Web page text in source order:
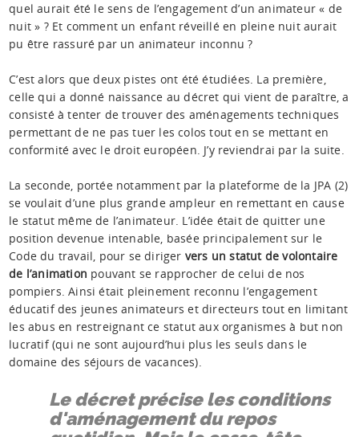
quel aurait été le sens de l’engagement d’un animateur « de
nuit » ? Et comment un enfant réveillé en pleine nuit aurait
pu être rassuré par un animateur inconnu ?
C’est alors que deux pistes ont été étudiées. La première,
celle qui a donné naissance au décret qui vient de paraître, a
consisté à tenter de trouver des aménagements techniques
permettant de ne pas tuer les colos tout en se mettant en
conformité avec le droit européen. J’y reviendrai par la suite.
La seconde, portée notamment par la plateforme de la JPA (2)
se voulait d’une plus grande ampleur en remettant en cause
le statut même de l’animateur. L’idée était de quitter une
position devenue intenable, basée principalement sur le
Code du travail, pour se diriger vers un statut de volontaire
de l’animation pouvant se rapprocher de celui de nos
pompiers. Ainsi était pleinement reconnu l’engagement
éducatif des jeunes animateurs et directeurs tout en limitant
les abus en restreignant ce statut aux organismes à but non
lucratif (qui ne sont aujourd’hui plus les seuls dans le
domaine des séjours de vacances).
Le décret précise les conditions
d'aménagement du repos